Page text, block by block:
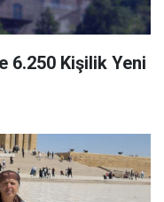
6.250 Kişilik Yeni